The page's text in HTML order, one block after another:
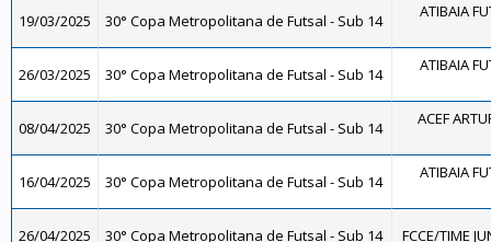
19/03/2025 30° Copa Metropolitana de Futsal - Sub 14 ATIBAIA
26/03/2025 30° Copa Metropolitana de Futsal - Sub 14 ATIBAIA
08/04/2025 30° Copa Metropolitana de Futsal - Sub 14 ACEF
16/04/2025 30° Copa Metropolitana de Futsal - Sub 14 ATIBAIA
26/04/2025 30° Copa Metropolitana de Futsal - Sub 14 FCCE/TIME